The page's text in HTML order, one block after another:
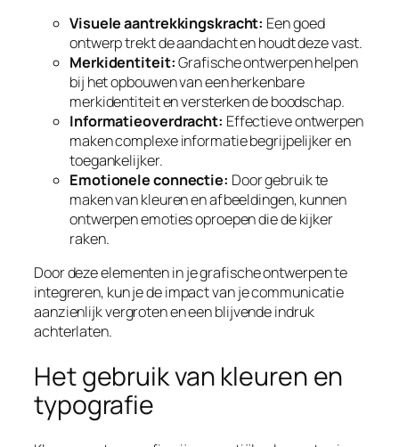
Visuele aantrekkingskracht: Een goed
ontwerp trekt de aandacht en houdt deze vast.
Merkidentiteit:Grafische ontwerpen helpen
bij het opbouwen van een herkenbare
merkidentiteit en versterken de boodschap.
Informatieoverdracht: Effectieve ontwerpen
maken complexe informatie begrijpelijker en
toegankelijker.
Emotionele connectie: Door gebruik te
maken van kleuren en afbeeldingen, kunnen
ontwerpen emoties oproepen die de kijker
raken.
Door deze elementen in je grafische ontwerpen te
integreren, kun je de impact van je communicatie
aanzienlijk vergroten en een blijvende indruk
achterlaten.
Het gebruik van kleuren en
typografie